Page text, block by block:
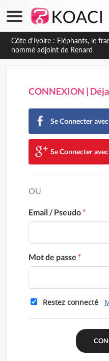
Côte d'Ivoire : Eléphants, le
nommé adjoint de Renard
CONNEXION |
Se Connecter
Se Connecter
OU
Email / Pseudo*
Mot de passe *
Restez connecté